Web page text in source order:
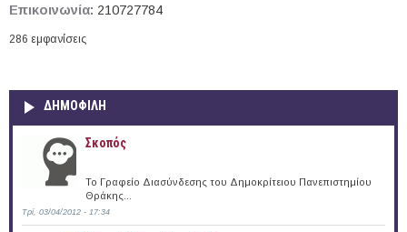
Επικοινωνία: 210727784
286 εμφανίσεις
ΔΗΜΟΦΙΛΗ
Σκοπός
Το Γραφείο Διασύνδεσης του Δημοκρίτειου Πανεπιστημίου
Θράκης...
Τρί, 03/04/2012 - 17:34